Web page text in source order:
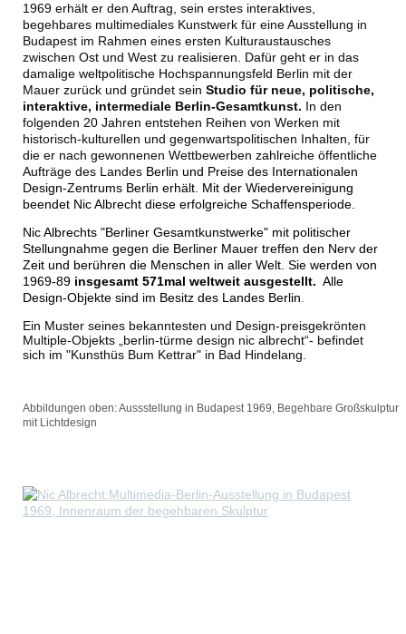
1969 erhält er den Auftrag, sein erstes interaktives,
begehbares multimediales Kunstwerk für eine Ausstellung in
Budapest im Rahmen eines ersten Kulturaustausches
zwischen Ost und West zu realisieren. Dafür geht er in das
damalige weltpolitische Hochspannungsfeld Berlin mit der
Mauer zurück und gründet sein Studio für neue, politische,
interaktive, intermediale Berlin-Gesamtkunst. In den
folgenden 20 Jahren entstehen Reihen von Werken mit
historisch-kulturellen und gegenwartspolitischen Inhalten, für
die er nach gewonnenen Wettbewerben zahlreiche öffentliche
Aufträge des Landes Berlin und Preise des Internationalen
Design-Zentrums Berlin erhält . Mit der Wiedervereinigung
beendet Nic Albrecht diese erfolgreiche Schaffensperiode.
Nic Albrechts "Berliner Gesamtkunstwerke" mit politischer
Stellungnahme gegen die Berliner Mauer treffen den Nerv der
Zeit und berühren die Menschen in aller Welt. Sie werden von
1969-89 insgesamt 571mal weltweit ausgestellt. Alle
Design-Objekte sind im Besitz des Landes Berlin.
Ein Muster seines bekanntesten und Design-preisgekrönten
Multiple-Objekts „berlin-türme design nic albrecht“- befindet
sich im "Kunsthüs Bum Kettrar" in Bad Hindelang.
Abbildungen oben: Aussstellung in Budapest 1969, Begehbare Großskulptur
mit Lichtdesign